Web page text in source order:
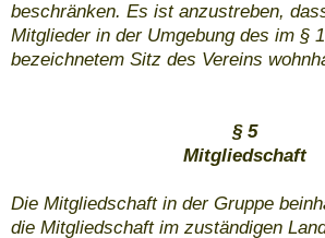
beschränken. Es ist anzustreben,
Mitglieder in der Umgebung des im §
bezeichnetem Sitz des Vereins
§ 5
Mitgliedschaft
Die Mitgliedschaft in der Gruppe
die Mitgliedschaft im zuständigen